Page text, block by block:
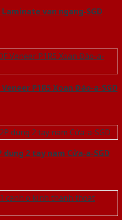
Laminate van ngang-SGD
P1R5 Xoan Đào-a-SGD
dung 2 tay nam Cửa-a-SGD